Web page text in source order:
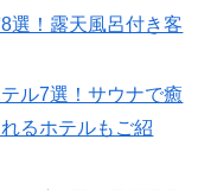
選！露天風呂付き客
ル7選！サウナで癒
るホテルもご紹